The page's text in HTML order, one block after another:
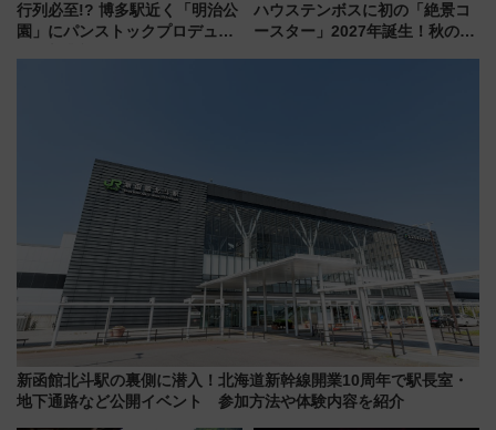
行列必至!? 博多駅近く「明治公
園」にパンストックプロデュー
ハウステンボスに初の「絶景コ
ースター」2027年誕生！秋の
新函館北斗駅の裏側に潜入！北海道新幹線開業10周年で駅長室・
地下通路など公開イベント 参加方法や体験内容を紹介